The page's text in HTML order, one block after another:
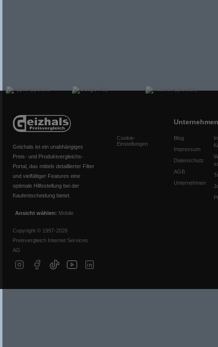
Geizhals ist ein unabhängiges
Preis- und Produktvergleichs-
Portal, das mittels detaillierter Filter
und vielfältiger Features eine
optimale Hilfestellung bei der
Kaufentscheidung bietet.
Ansicht wählen: Mobile
Copyright © 1997-2026
Preisvergleich Internet Services
AG
Cookie-
Einstellungen
Unternehmen
Blog
Impressum
Datenschutz
AGB
Unternehmen